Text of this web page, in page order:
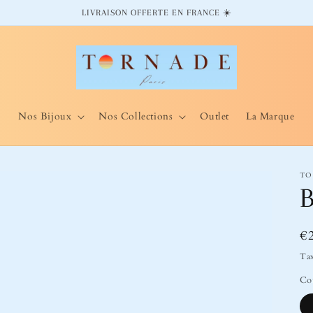
LIVRAISON OFFERTE EN FRANCE ☀️
Nos Bijoux Nos Collections Outlet La Marque